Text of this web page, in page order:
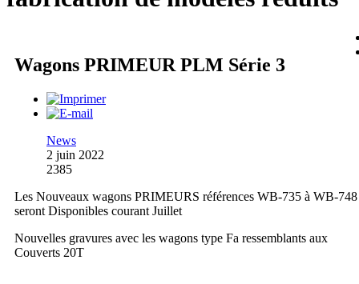
Wagons PRIMEUR PLM Série 3
News
2 juin 2022
2385
Les Nouveaux wagons PRIMEURS références WB-735 à WB-748
seront Disponibles courant Juillet
Nouvelles gravures avec les wagons type Fa ressemblants aux
Couverts 20T